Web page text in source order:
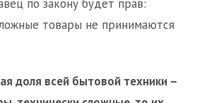
по закону будет прав:
товары не принимаются
доля всей бытовой техники –